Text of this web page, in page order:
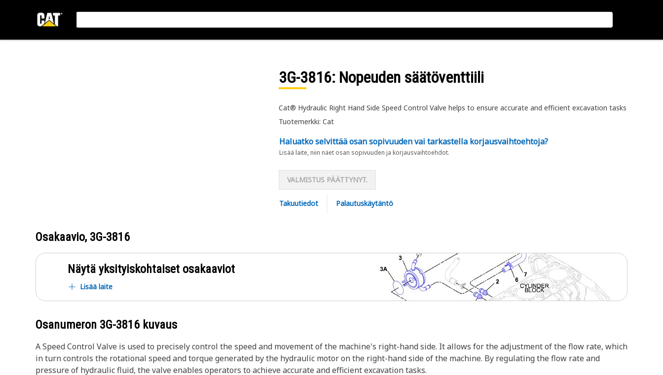
3G-3816: Nopeuden säätöventtiili
Cat® Hydraulic Right Hand Side Speed Control Valve helps to ensure accurate and efficient excavation tasks
Tuotemerkki: Cat
Haluatko selvittää osan sopivuuden vai tarkastella korjausvaihtoehtoja?
Lisää laite, niin näet osan sopivuuden ja korjausvaihtoehdot.
VALMISTUS PÄÄTTYNYT.
Takuutiedot Palautuskäytäntö
Osakaavio, 3G-3816
Näytä yksityiskohtaiset osakaaviot
Lisää laite
Osanumeron 3G-3816 kuvaus
A Speed Control Valve is used to precisely control the speed and movement of the machine's right-hand side. It allows for the adjustment of the flow rate, which
in turn controls the rotational speed and torque generated by the hydraulic motor on the right-hand side of the machine. By regulating the flow rate and
pressure of hydraulic fluid, the valve enables operators to achieve accurate and efficient excavation tasks.